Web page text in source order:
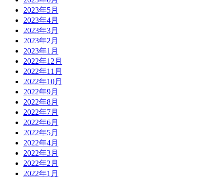
2023年5月
2023年4月
2023年3月
2023年2月
2023年1月
2022年12月
2022年11月
2022年10月
2022年9月
2022年8月
2022年7月
2022年6月
2022年5月
2022年4月
2022年3月
2022年2月
2022年1月